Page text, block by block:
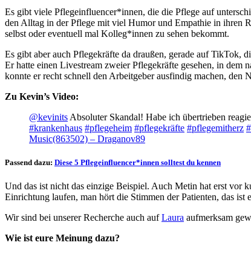
Es gibt viele Pflegeinfluencer*innen, die die Pflege auf
den Alltag in der Pflege mit viel Humor und Empathie in ihren
selbst oder eventuell mal Kolleg*innen zu sehen bekommt.
Es gibt aber auch Pflegekräfte da draußen, gerade auf TikTok,
Er hatte einen Livestream zweier Pflegekräfte gesehen, in
konnte er recht schnell den Arbeitgeber ausfindig machen, den
Zu Kevin’s Video:
@kevinits Absoluter Skandal! Habe ich übertrieben
#krankenhaus #pflegeheim #pflegekräfte #pflegemitherz
Music(863502) – Draganov89
Passend dazu: Diese 5 Pflegeinfluencer*innen solltest du kennen
Und das ist nicht das einzige Beispiel. Auch Metin hat erst vor
Einrichtung laufen, man hört die Stimmen der Patienten, das
Wir sind bei unserer Recherche auch aufLaura aufmerksam
Wie ist eure Meinung dazu?